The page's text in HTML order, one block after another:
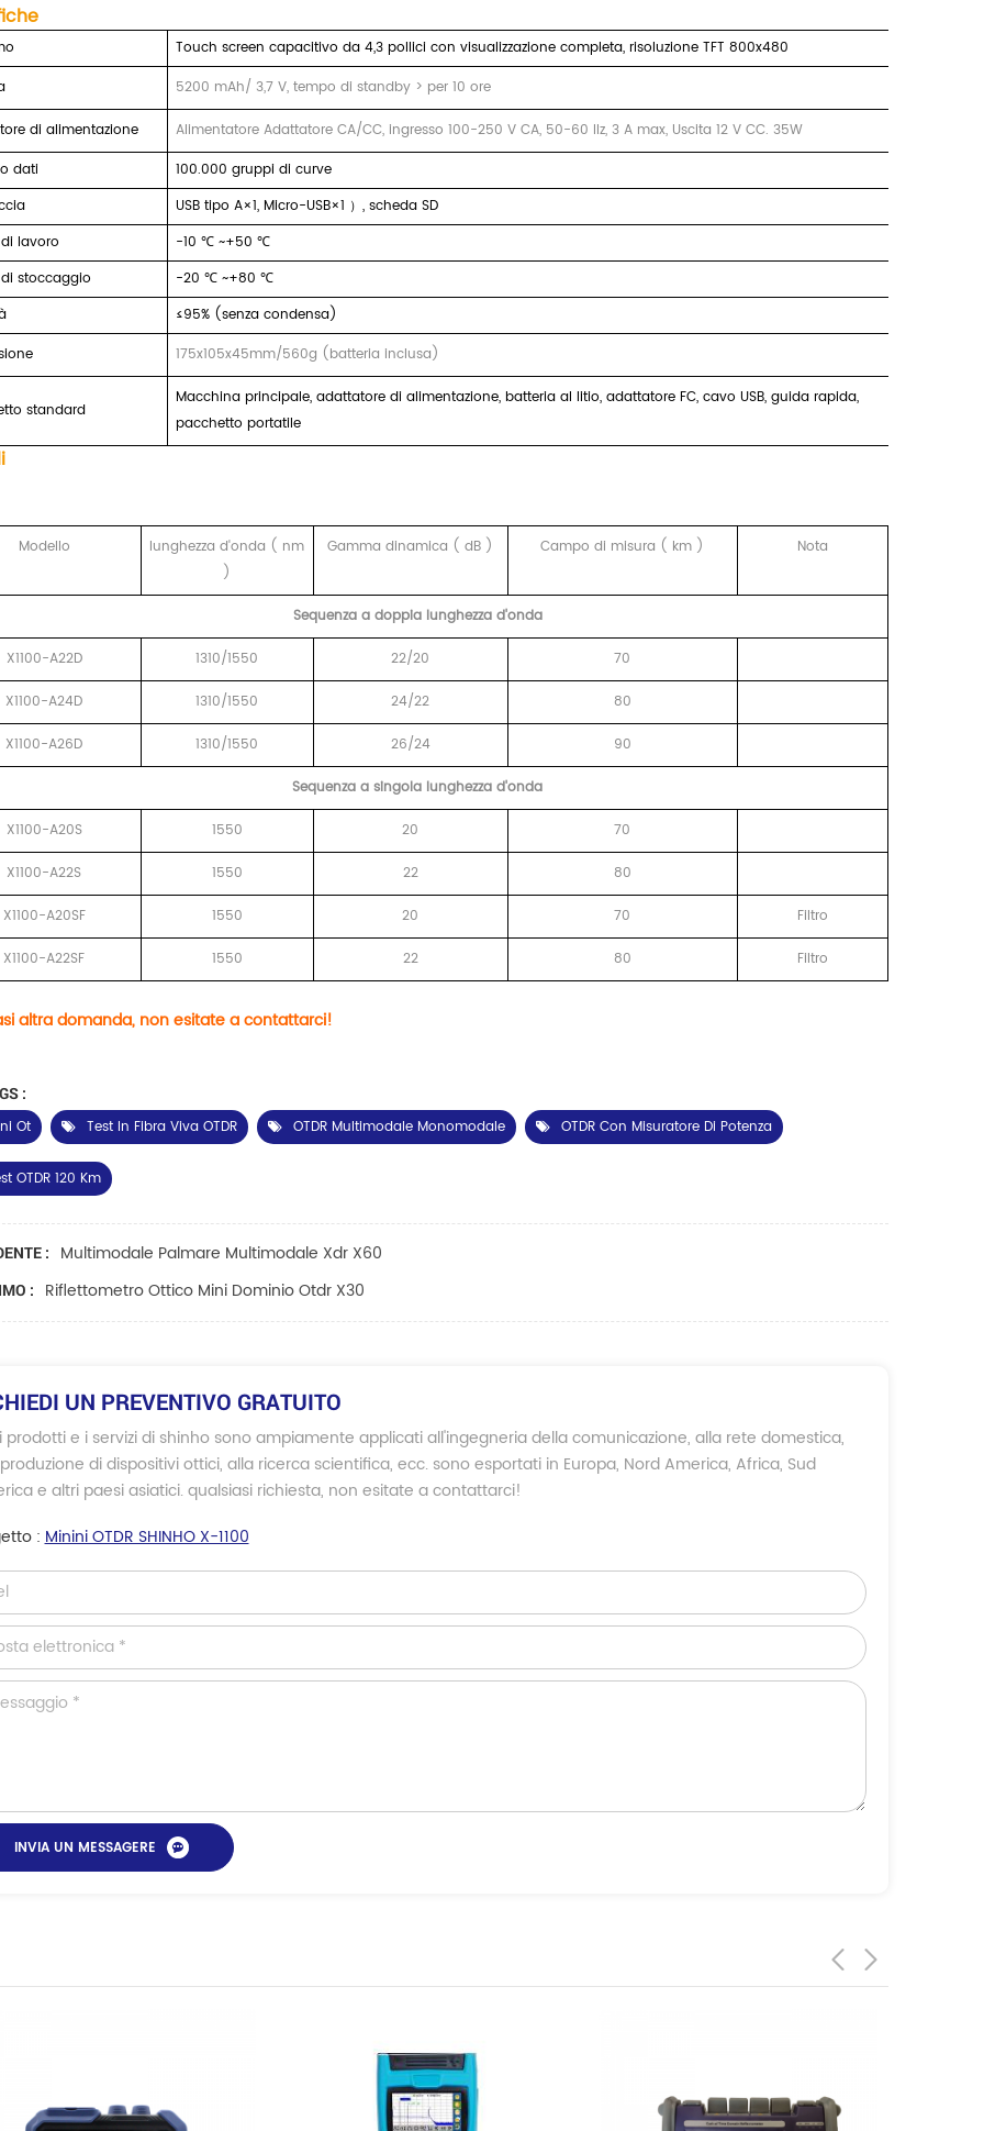
Touch screen capacitivo da 4,3 pollici con visualizzazione completa, risoluzione TFT 800x480
5200 mAh/ 3,7 V, tempo di standby > per 10 ore
di alimentazione
Alimentatore Adattatore CA/CC, ingresso 100-250 V CA, 50-60 Ilz, 3 A max, Uscita 12 V CC. 35W
dati
100.000 gruppi di curve
USB tipo A×1, Micro-USB×1 ） , scheda SD
lavoro
-10 ℃ ~+50 ℃
stoccaggio
-20 ℃ ~+80 ℃
≤95% (senza condensa)
175x105x45mm/560g (batteria inclusa)
standard
Macchina principale, adattatore di alimentazione, batteria al litio, adattatore FC, cavo USB, guida rapida,
pacchetto portatile
Modello lunghezza d'onda ( nm
)
Gamma dinamica ( dB ) Campo di misura ( km ) Nota
Sequenza a doppia lunghezza d'onda
X1100-A22D 1310/1550 22/20 70
X1100-A24D 1310/1550 24/22 80
X1100-A26D 1310/1550 26/24 90
Sequenza a singola lunghezza d'onda
X1100-A20S 1550 20 70
X1100-A22S 1550 22 80
X1100-A20SF 1550 20 70 Filtro
X1100-A22SF 1550 22 80 Filtro
altra domanda, non esitate a contattarci!
:
Ot
Test In Fibra Viva OTDR OTDR Multimodale Monomodale OTDR Con Misuratore Di Potenza
OTDR 120 Km
: Multimodale Palmare Multimodale Xdr X60
: Riflettometro Ottico Mini Dominio Otdr X30
UN PREVENTIVO GRATUITO
prodotti e i servizi di shinho sono ampiamente applicati all'ingegneria della comunicazione, alla rete domestica,
di dispositivi ottici, alla ricerca scientifica, ecc. sono esportati in Europa, Nord America, Africa, Sud
e altri paesi asiatici. qualsiasi richiesta, non esitate a contattarci!
: Minini OTDR SHINHO X-1100